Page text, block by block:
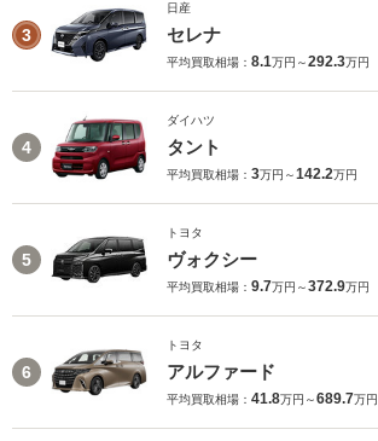
3
日産
セレナ
平均買取相場： 8.1万円～292.3万円
4
ダイハツ
タント
平均買取相場： 3万円～142.2万円
5
トヨタ
ヴォクシー
平均買取相場： 9.7万円～372.9万円
6
トヨタ
アルファード
平均買取相場： 41.8万円～689.7万円